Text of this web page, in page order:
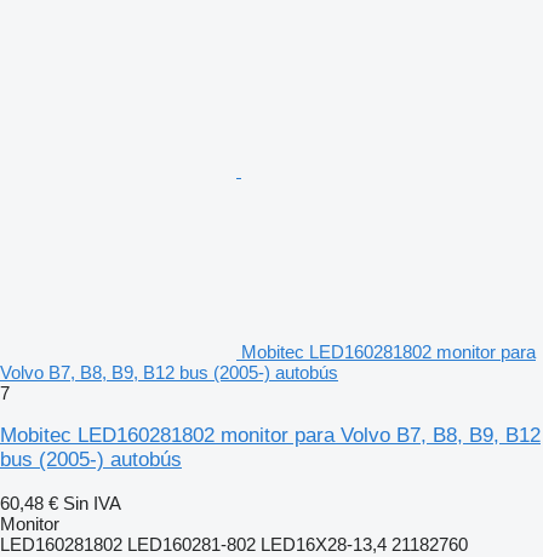
Mobitec LED160281802 monitor para
Volvo B7, B8, B9, B12 bus (2005-) autobús
7
Mobitec LED160281802 monitor para Volvo B7, B8, B9, B12
bus (2005-) autobús
60,48 € Sin IVA
Monitor
LED160281802 LED160281-802 LED16X28-13,4 21182760